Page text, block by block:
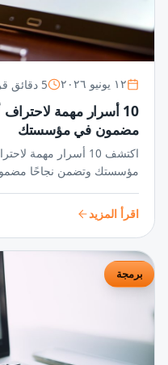
١٢ يونيو ٢٠٢٦ 5 دقائق قراءة
10 أسرار مهمة
مضمون في مؤسستك
اكتشف 10 أسرار
مؤسستك وتضمن نجاحًا
اقرأ المزيد
برمجة